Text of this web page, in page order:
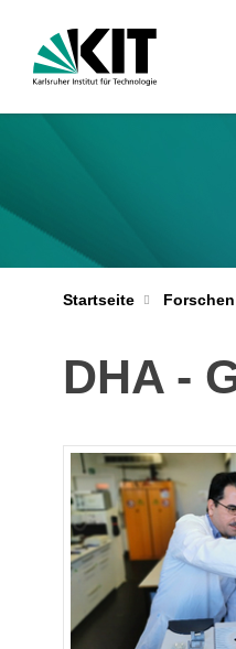
Startseite Forschen
DHA -